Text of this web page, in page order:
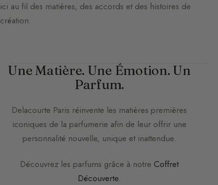
ici au fil des matières, des accords et des histoires de
création.
Une Matière. Une Émotion. Un
Parfum.
Delacourte Paris réinvente les matières premières
iconiques de la parfumerie afin de leur offrir une
personnalité nouvelle, unique et inattendue.
Découvrez les parfums grâce à notre Coffret
Découverte.